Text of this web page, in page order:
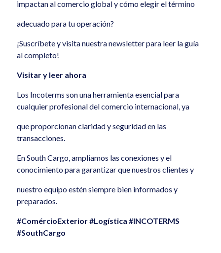
impactan al comercio global y cómo elegir el término
adecuado para tu operación?
¡Suscríbete y visita nuestra newsletter para leer la guía
al completo!
Visitar y leer ahora
Los Incoterms son una herramienta esencial para
cualquier profesional del comercio internacional, ya
que proporcionan claridad y seguridad en las
transacciones.
En South Cargo, ampliamos las conexiones y el
conocimiento para garantizar que nuestros clientes y
nuestro equipo estén siempre bien informados y
preparados.
#ComércioExterior #Logística #INCOTERMS
#SouthCargo